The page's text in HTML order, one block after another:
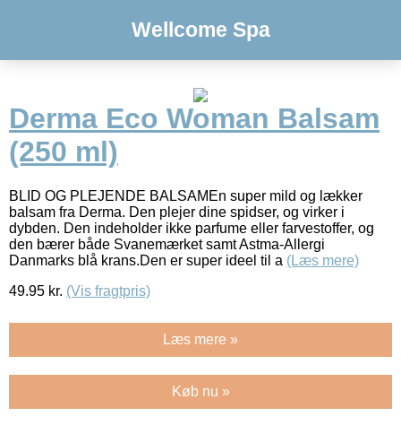
Wellcome Spa
Derma Eco Woman Balsam
(250 ml)
BLID OG PLEJENDE BALSAMEn super mild og lækker
balsam fra Derma. Den plejer dine spidser, og virker i
dybden. Den indeholder ikke parfume eller farvestoffer, og
den bærer både Svanemærket samt Astma-Allergi
Danmarks blå krans.Den er super ideel til a (Læs mere)
49.95 kr. (Vis fragtpris)
Læs mere »
Køb nu »